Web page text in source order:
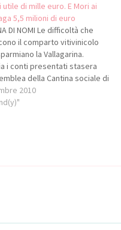
utile di mille euro. E Mori ai
5,5 milioni di euro
DI NOMI Le difficoltà che
il comparto vitivinicolo
la Vallagarina.
i conti presentati stasera
della Cantina sociale di
intravedere qualche
positivo. I numeri del
2010